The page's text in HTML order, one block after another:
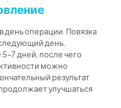
день операции. Повязка
день.
дней, после чего
можно
результат
улучшаться